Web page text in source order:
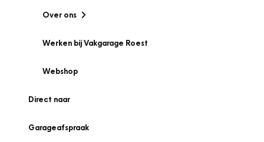
Over ons
Werken bij Vakgarage Roest
Webshop
Direct naar
Garageafspraak